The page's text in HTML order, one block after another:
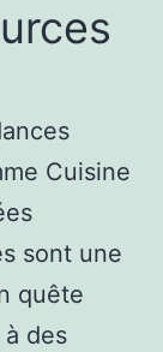
Cuisine
sont une
quête
à des